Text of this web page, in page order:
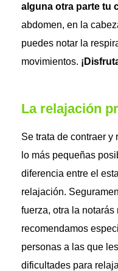
alguna otra parte tu
abdomen, en la
puedes notar la
movimientos.
La relajación
Se trata de contraer
lo más pequeñas
diferencia entre el
relajación.
fuerza, otra la notarás
recomendamos
personas a las que
dificultades para